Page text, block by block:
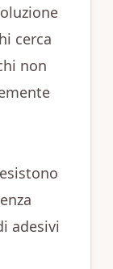
cerca
non
adesivi